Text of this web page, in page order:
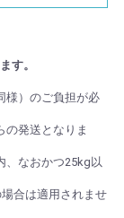
す。
様）のご負担が必
発送となりま
、なおかつ25kg以
合は適用されませ